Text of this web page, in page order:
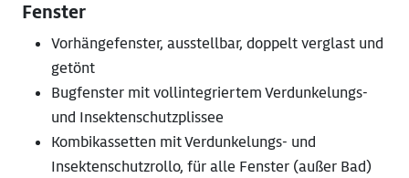
Fenster
Vorhängefenster, ausstellbar, doppelt verglast und
getönt
Bugfenster mit vollintegriertem Verdunkelungs-
und Insektenschutzplissee
Kombikassetten mit Verdunkelungs- und
Insektenschutzrollo, für alle Fenster (außer Bad)